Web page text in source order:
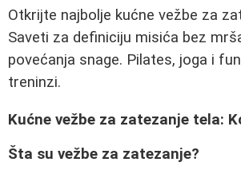
Otkrijte najbolje kućne vežbe za
Saveti za definiciju misića bez
povećanja snage. Pilates, joga i
treninzi.
Kućne vežbe za zatezanje tela:
Šta su vežbe za zatezanje?